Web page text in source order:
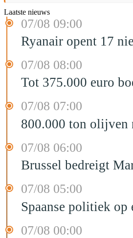
Laatste nieuws
07/08 09:00
Ryanair opent 17
07/08 08:00
Tot 375.000 euro
07/08 07:00
800.000 ton olijven
07/08 06:00
Brussel bedreigt
07/08 05:00
Spaanse politiek
07/08 00:00